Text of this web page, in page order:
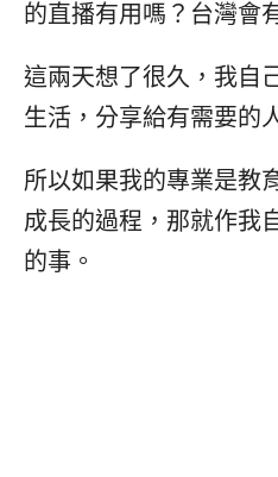
的直播有用嗎？台灣會
這兩天想了很久，我自
生活，分享給有需要的
所以如果我的專業是教
成長的過程，那就作我
的事。